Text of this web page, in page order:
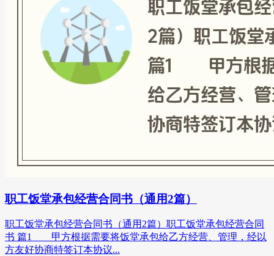
职工饭堂承包经营合同书（通用2篇）
职工饭堂承包经营合同书（通用2篇）职工饭堂承包经营合同
书 篇1 甲方根据需要将饭堂承包给乙方经营、管理，经以
方友好协商特签订本协议...